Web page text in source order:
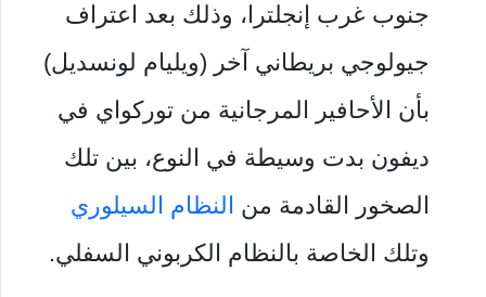
جنوب غرب إنجلترا، وذلك بعد اعتراف
جيولوجي بريطاني آخر (ويليام لونسديل)
بأن الأحافير المرجانية من توركواي في
ديفون بدت وسيطة في النوع، بين تلك
الصخور القادمة من النظام السيلوري
وتلك الخاصة بالنظام الكربوني السفلي.